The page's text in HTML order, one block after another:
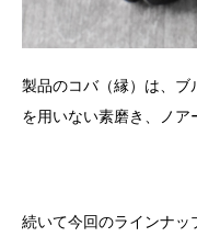
製品のコバ（縁）は、
を用いない素磨き、ノア
続いて今回のラインナッ